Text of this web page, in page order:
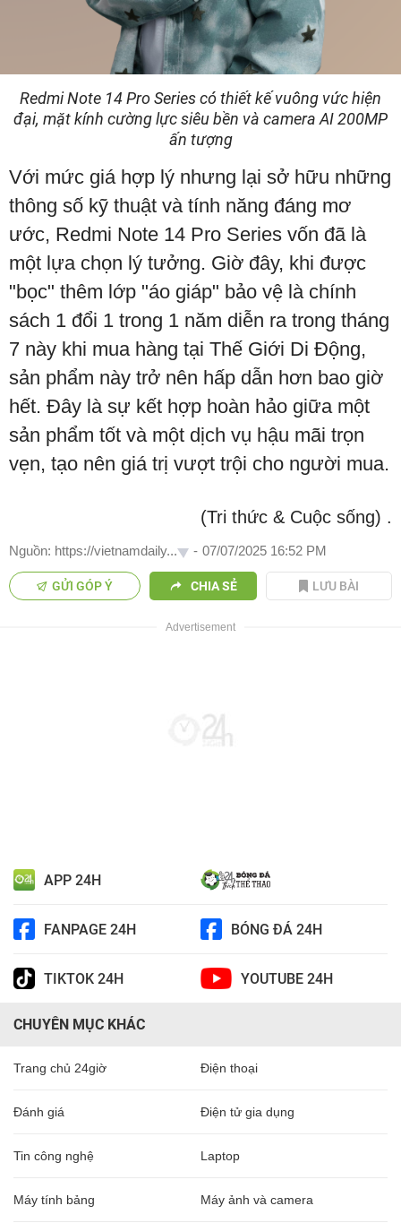
Redmi Note 14 Pro Series có thiết kế vuông vức hiện
đại, mặt kính cường lực siêu bền và camera AI 200MP
ấn tượng
Với mức giá hợp lý nhưng lại sở hữu những
thông số kỹ thuật và tính năng đáng mơ
ước, Redmi Note 14 Pro Series vốn đã là
một lựa chọn lý tưởng. Giờ đây, khi được
"bọc" thêm lớp "áo giáp" bảo vệ là chính
sách 1 đổi 1 trong 1 năm diễn ra trong tháng
7 này khi mua hàng tại Thế Giới Di Động,
sản phẩm này trở nên hấp dẫn hơn bao giờ
hết. Đây là sự kết hợp hoàn hảo giữa một
sản phẩm tốt và một dịch vụ hậu mãi trọn
vẹn, tạo nên giá trị vượt trội cho người mua.
(Tri thức & Cuộc sống) .
Nguồn: https://vietnamdaily... - 07/07/2025 16:52 PM
GỬI GÓP Ý CHIA SẺ LƯU BÀI
APP 24H
FANPAGE 24H BÓNG ĐÁ 24H
TIKTOK 24H YOUTUBE 24H
CHUYÊN MỤC KHÁC
Trang chủ 24giờ Điện thoại
Đánh giá Điện tử gia dụng
Tin công nghệ Laptop
Máy tính bảng Máy ảnh và camera